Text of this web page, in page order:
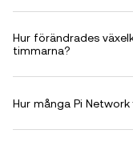
Hur förändrades
timmarna?
Hur många Pi